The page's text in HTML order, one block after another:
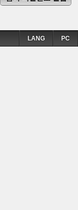
PC
LANG